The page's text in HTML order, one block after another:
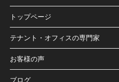
トップページ
テナント・オフィスの専門家
お客様の声
ブログ